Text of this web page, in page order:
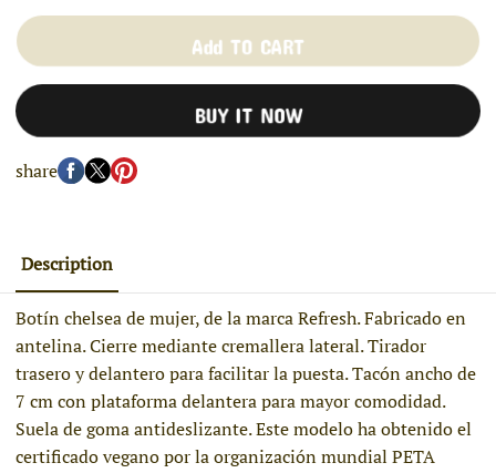
Add TO CART
BUY IT NOW
share
Description
Botín chelsea de mujer, de la marca Refresh. Fabricado en
antelina. Cierre mediante cremallera lateral. Tirador
trasero y delantero para facilitar la puesta. Tacón ancho de
7 cm con plataforma delantera para mayor comodidad.
Suela de goma antideslizante. Este modelo ha obtenido el
certificado vegano por la organización mundial PETA